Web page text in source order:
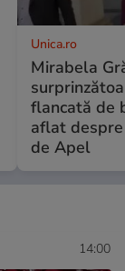
Unica.ro
Mirabela
flancată de
aflat
de Apel
14:00